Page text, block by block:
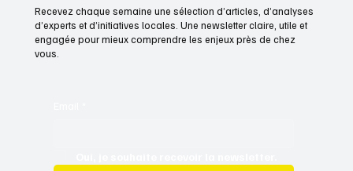
Recevez chaque semaine une sélection d’articles, d’analyses
d’experts et d’initiatives locales. Une newsletter claire, utile et
engagée pour mieux comprendre les enjeux près de chez
vous.